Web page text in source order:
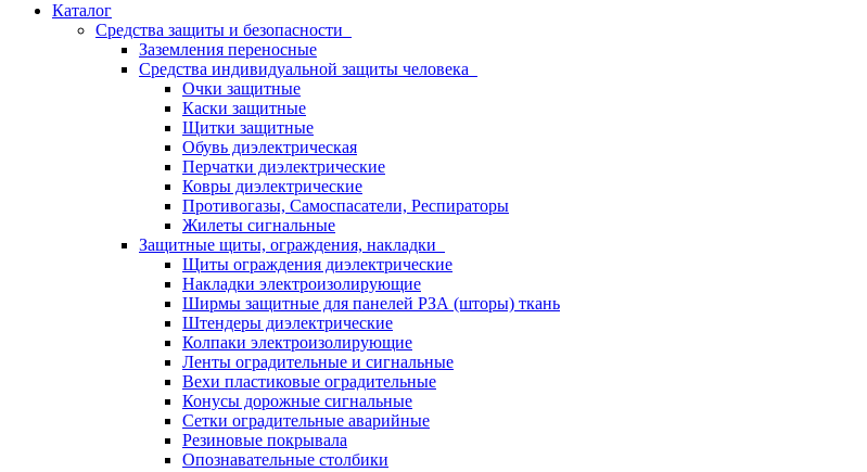
Каталог
Средства защиты и безопасности
Заземления переносные
Средства индивидуальной защиты человека
Очки защитные
Каски защитные
Щитки защитные
Обувь диэлектрическая
Перчатки диэлектрические
Ковры диэлектрические
Противогазы, Самоспасатели, Респираторы
Жилеты сигнальные
Защитные щиты, ограждения, накладки
Щиты ограждения диэлектрические
Накладки электроизолирующие
Ширмы защитные для панелей РЗА (шторы) ткань
Штендеры диэлектрические
Колпаки электроизолирующие
Ленты оградительные и сигнальные
Вехи пластиковые оградительные
Конусы дорожные сигнальные
Сетки оградительные аварийные
Резиновые покрывала
Опознавательные столбики